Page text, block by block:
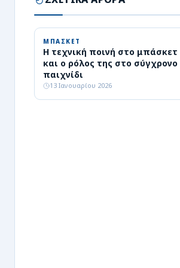
ΜΠΑΣΚΕΤ
Η τεχνική ποινή στο μπάσκετ
και ο ρόλος της στο σύγχρονο
παιχνίδι
13 Ιανουαρίου 2026